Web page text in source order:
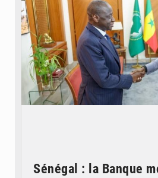
Sénégal : la Banque